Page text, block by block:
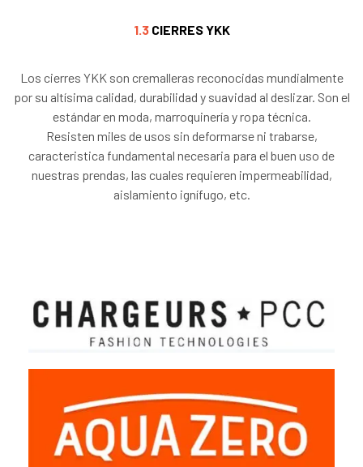
1.3CIERRES YKK
Los cierres YKK son cremalleras reconocidas mundialmente
por su altísima calidad, durabilidad y suavidad al deslizar. Son el
estándar en moda, marroquinería y ropa técnica.
Resisten miles de usos sin deformarse ni trabarse,
caracteristica fundamental necesaria para el buen uso de
nuestras prendas, las cuales requieren impermeabilidad,
aislamiento ignífugo, etc.